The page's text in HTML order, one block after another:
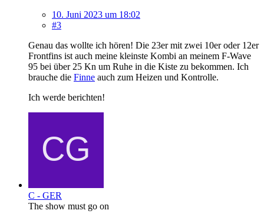
10. Juni 2023 um 18:02
#3
Genau das wollte ich hören! Die 23er mit zwei 10er oder 12er
Frontfins ist auch meine kleinste Kombi an meinem F-Wave
95 bei über 25 Kn um Ruhe in die Kiste zu bekommen. Ich
brauche die Finne auch zum Heizen und Kontrolle.
Ich werde berichten!
C - GER
The show must go on